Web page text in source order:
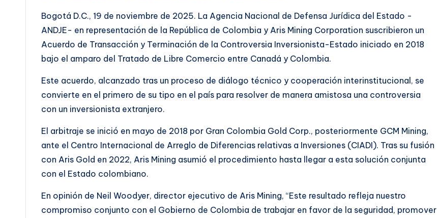
Bogotá D.C., 19 de noviembre de 2025. La Agencia Nacional de Defensa Jurídica del Estado -
ANDJE- en representación de la República de Colombia y Aris Mining Corporation suscribieron un
Acuerdo de Transacción y Terminación de la Controversia Inversionista-Estado iniciado en 2018
bajo el amparo del Tratado de Libre Comercio entre Canadá y Colombia.
Este acuerdo, alcanzado tras un proceso de diálogo técnico y cooperación interinstitucional, se
convierte en el primero de su tipo en el país para resolver de manera amistosa una controversia
con un inversionista extranjero.
El arbitraje se inició en mayo de 2018 por Gran Colombia Gold Corp., posteriormente GCM Mining,
ante el Centro Internacional de Arreglo de Diferencias relativas a Inversiones (CIADI). Tras su fusión
con Aris Gold en 2022, Aris Mining asumió el procedimiento hasta llegar a esta solución conjunta
con el Estado colombiano.
En opinión de Neil Woodyer, director ejecutivo de Aris Mining, “Este resultado refleja nuestro
compromiso conjunto con el Gobierno de Colombia de trabajar en favor de la seguridad, promover